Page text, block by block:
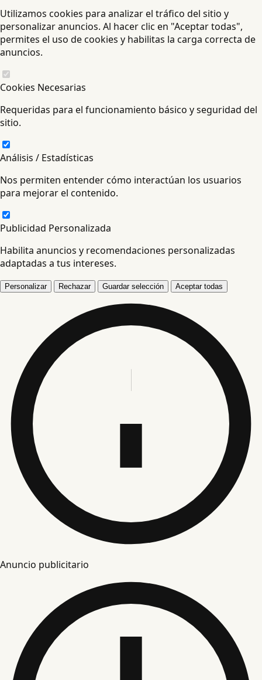
Utilizamos cookies para analizar el tráfico del sitio y
personalizar anuncios. Al hacer clic en "Aceptar todas",
permites el uso de cookies y habilitas la carga correcta de
anuncios.
Cookies Necesarias
Requeridas para el funcionamiento básico y seguridad del
sitio.
Análisis / Estadísticas
Nos permiten entender cómo interactúan los usuarios
para mejorar el contenido.
Publicidad Personalizada
Habilita anuncios y recomendaciones personalizadas
adaptadas a tus intereses.
Personalizar Rechazar Guardar selección Aceptar todas
Anuncio publicitario